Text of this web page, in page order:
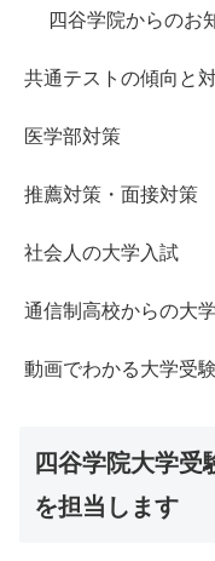
四谷学院からのお
共通テストの傾向と
医学部対策
推薦対策・面接対策
社会人の大学入試
通信制高校からの大
動画でわかる大学受験
四谷学院大学受
を担当します